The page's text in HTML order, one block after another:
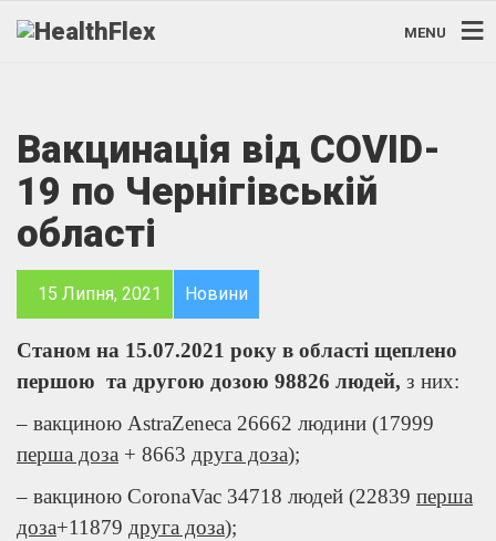
MENU
Вакцинація від COVID-
19 по Чернігівській
області
15 Липня, 2021 Новини
Станом на 15.07.2021 року в області щеплено
першою та другою дозою 98826 людей, з них:
– вакциною AstraZeneca 26662 людини (17999
перша доза + 8663 друга доза);
– вакциною CoronaVac 34718 людей (22839 перша
доза+11879 друга доза);